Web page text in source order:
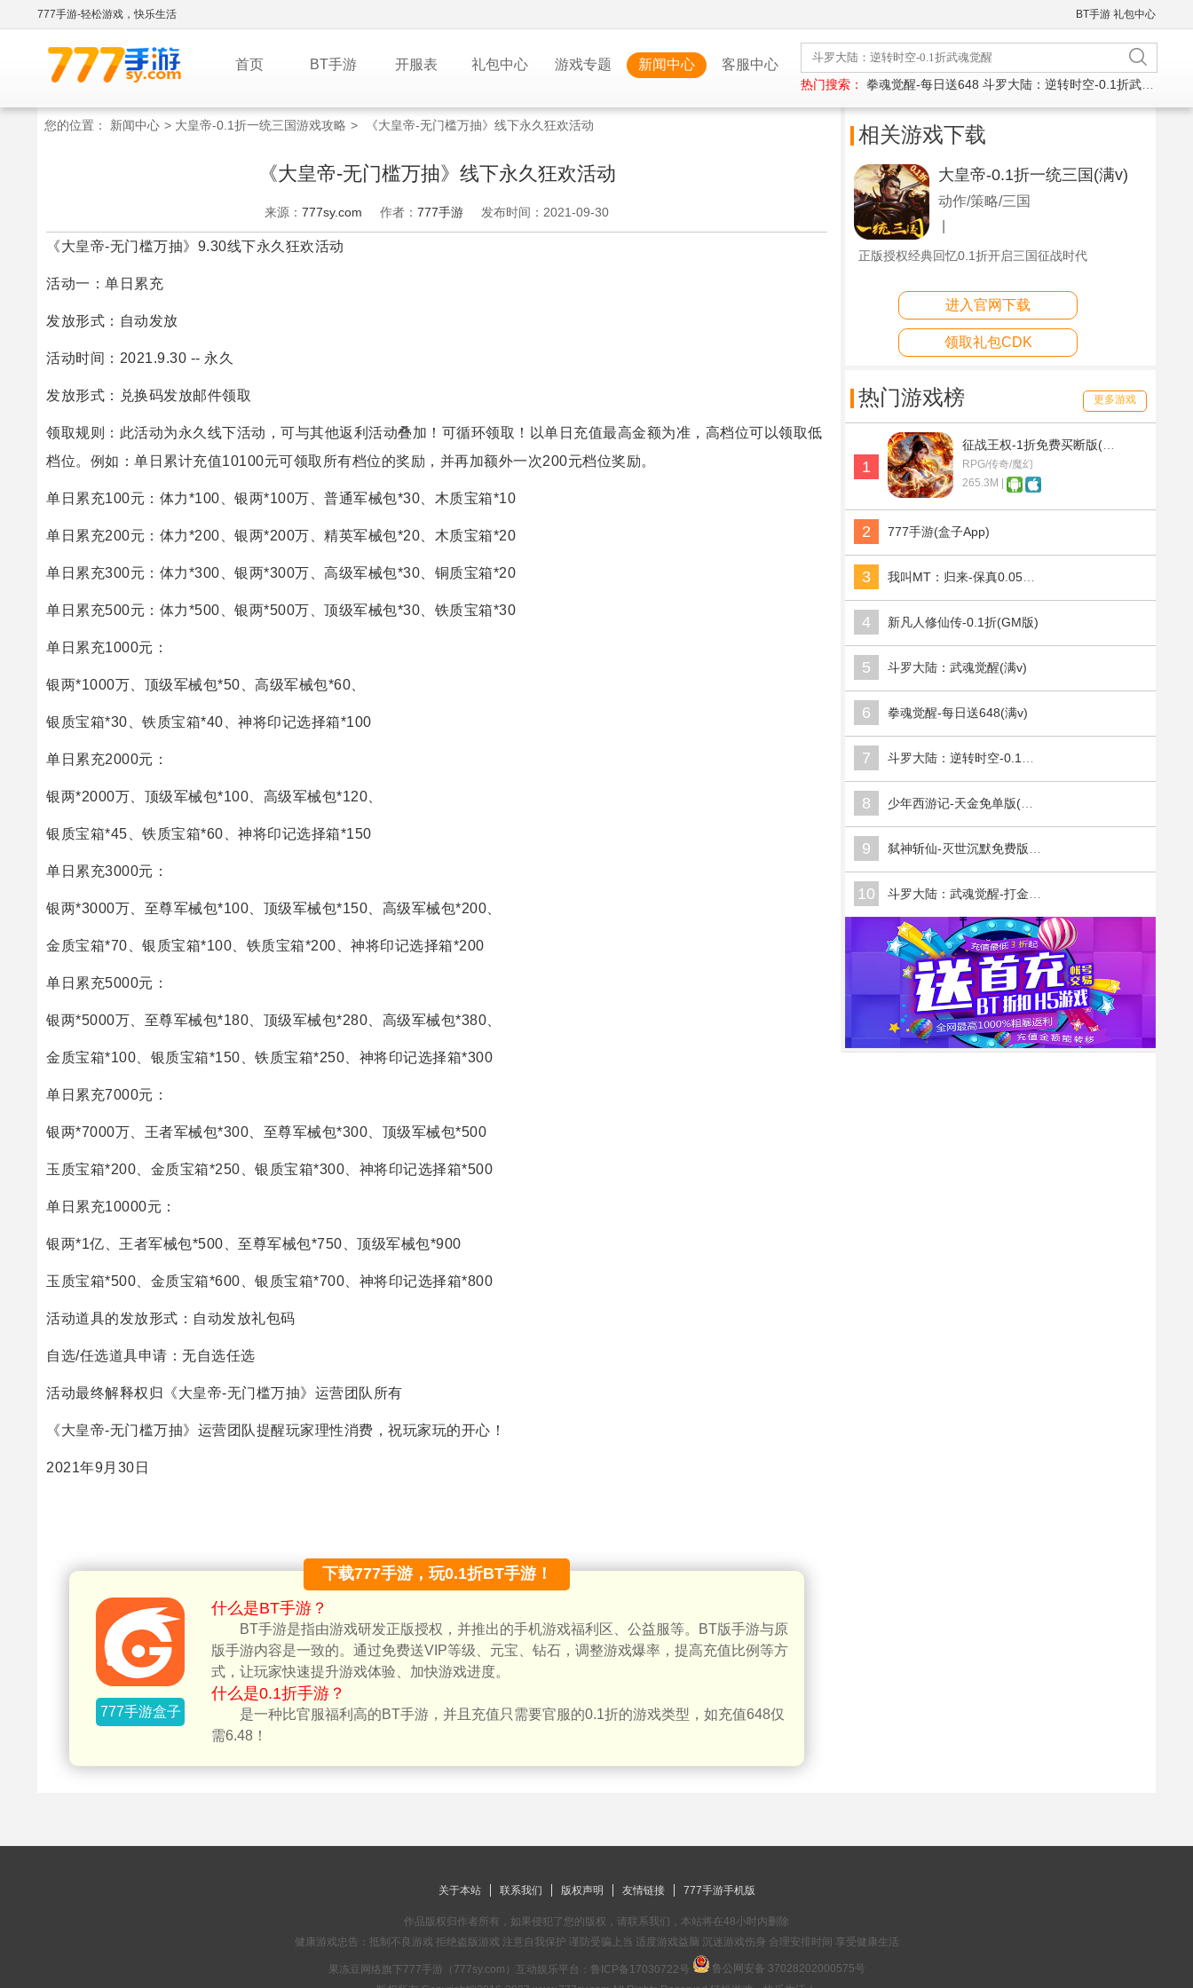
777手游-轻松游戏，快乐生活 BT手游 礼包中心
首页 BT手游 开服表 礼包中心 游戏专题 新闻中心 客服中心
热门搜索： 拳魂觉醒-每日送648 斗罗大陆：逆转时空-0.1折武魂觉醒
您的位置： 新闻中心 > 大皇帝-0.1折一统三国游戏攻略 > 《大皇帝-无门槛万抽》线下永久狂欢活动
《大皇帝-无门槛万抽》线下永久狂欢活动
来源： 777sy.com 作者： 777手游 发布时间：2021-09-30
《大皇帝-无门槛万抽》9.30线下永久狂欢活动
活动一：单日累充
发放形式：自动发放
活动时间：2021.9.30 -- 永久
发放形式：兑换码发放邮件领取
领取规则：此活动为永久线下活动，可与其他返利活动叠加！可循环领取！以单日充值最高金额为准，高档位可以领取低
档位。例如：单日累计充值10100元可领取所有档位的奖励，并再加额外一次200元档位奖励。
单日累充100元：体力*100、银两*100万、普通军械包*30、木质宝箱*10
单日累充200元：体力*200、银两*200万、精英军械包*20、木质宝箱*20
单日累充300元：体力*300、银两*300万、高级军械包*30、铜质宝箱*20
单日累充500元：体力*500、银两*500万、顶级军械包*30、铁质宝箱*30
单日累充1000元：
银两*1000万、顶级军械包*50、高级军械包*60、
银质宝箱*30、铁质宝箱*40、神将印记选择箱*100
单日累充2000元：
银两*2000万、顶级军械包*100、高级军械包*120、
银质宝箱*45、铁质宝箱*60、神将印记选择箱*150
单日累充3000元：
银两*3000万、至尊军械包*100、顶级军械包*150、高级军械包*200、
金质宝箱*70、银质宝箱*100、铁质宝箱*200、神将印记选择箱*200
单日累充5000元：
银两*5000万、至尊军械包*180、顶级军械包*280、高级军械包*380、
金质宝箱*100、银质宝箱*150、铁质宝箱*250、神将印记选择箱*300
单日累充7000元：
银两*7000万、王者军械包*300、至尊军械包*300、顶级军械包*500
玉质宝箱*200、金质宝箱*250、银质宝箱*300、神将印记选择箱*500
单日累充10000元：
银两*1亿、王者军械包*500、至尊军械包*750、顶级军械包*900
玉质宝箱*500、金质宝箱*600、银质宝箱*700、神将印记选择箱*800
活动道具的发放形式：自动发放礼包码
自选/任选道具申请：无自选任选
活动最终解释权归《大皇帝-无门槛万抽》运营团队所有
《大皇帝-无门槛万抽》运营团队提醒玩家理性消费，祝玩家玩的开心！
2021年9月30日
下载777手游，玩0.1折BT手游！
777手游盒子
什么是BT手游？
BT手游是指由游戏研发正版授权，并推出的手机游戏福利区、公益服等。BT版手游与原
版手游内容是一致的。通过免费送VIP等级、元宝、钻石，调整游戏爆率，提高充值比例等方
式，让玩家快速提升游戏体验、加快游戏进度。
什么是0.1折手游？
是一种比官服福利高的BT手游，并且充值只需要官服的0.1折的游戏类型，如充值648仅
需6.48！
相关游戏下载
大皇帝-0.1折一统三国(满v)
动作/策略/三国
正版授权经典回忆0.1折开启三国征战时代
进入官网下载
领取礼包CDK
热门游戏榜 更多游戏
1
RPG/传奇/魔幻
265.3M |
2 777手游(盒子App)
3
4 新凡人修仙传-0.1折(GM版)
5 斗罗大陆：武魂觉醒(满v)
6 拳魂觉醒-每日送648(满v)
7
8
9
10
关于本站 联系我们 版权声明 友情链接 777手游手机版
作品版权归作者所有，如果侵犯了您的版权，请联系我们，本站将在48小时内删除
健康游戏忠告：抵制不良游戏 拒绝盗版游戏 注意自我保护 谨防受骗上当 适度游戏益脑 沉迷游戏伤身 合理安排时间 享受健康生活
果冻豆网络旗下777手游（777sy.com）互动娱乐平台： 鲁ICP备17030722号
鲁公网安备 37028202000575号